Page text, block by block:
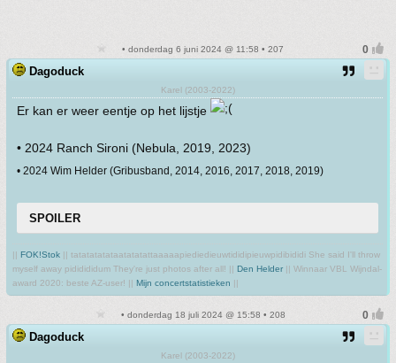
• donderdag 6 juni 2024 @ 11:58 • 207
Dagoduck
Karel (2003-2022)
Er kan er weer eentje op het lijstje
• 2024 Ranch Sironi (Nebula, 2019, 2023)
• 2024 Wim Helder (Gribusband, 2014, 2016, 2017, 2018, 2019)
SPOILER
|| FOK!Stok || tatatatatataatatatattaaaaapiediedieuwtididipieuwpidibididi She said I'll throw
myself away pididididum They're just photos after all! || Den Helder || Winnaar VBL Wijndal-
award 2020: beste AZ-user! || Mijn concertstatistieken ||
• donderdag 18 juli 2024 @ 15:58 • 208
Dagoduck
Karel (2003-2022)